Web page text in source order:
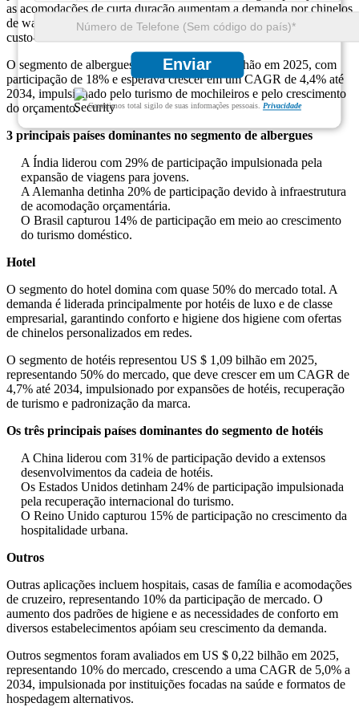
Enviar
Garantimos total sigilo de suas informações pessoais. Privacidade
as acomodações de curta duração aumentam a demanda por chinelos
de waffle e não tecidos acessíveis, concentrando-se em higiene e
custo-efetividade.
O segmento de albergues atingiu US $ 0,39 bilhão em 2025, com
participação de 18% e esperava crescer em um CAGR de 4,4% até
2034, impulsionado pelo turismo de mochileiros e pelo crescimento
do orçamento.
3 principais países dominantes no segmento de albergues
A Índia liderou com 29% de participação impulsionada pela
expansão de viagens para jovens.
A Alemanha detinha 20% de participação devido à infraestrutura
de acomodação orçamentária.
O Brasil capturou 14% de participação em meio ao crescimento
do turismo doméstico.
Hotel
O segmento do hotel domina com quase 50% do mercado total. A
demanda é liderada principalmente por hotéis de luxo e de classe
empresarial, garantindo conforto e higiene dos higiene com ofertas
de chinelos personalizados em redes.
O segmento de hotéis representou US $ 1,09 bilhão em 2025,
representando 50% do mercado, que deve crescer em um CAGR de
4,7% até 2034, impulsionado por expansões de hotéis, recuperação
de turismo e padronização da marca.
Os três principais países dominantes do segmento de hotéis
A China liderou com 31% de participação devido a extensos
desenvolvimentos da cadeia de hotéis.
Os Estados Unidos detinham 24% de participação impulsionada
pela recuperação internacional do turismo.
O Reino Unido capturou 15% de participação no crescimento da
hospitalidade urbana.
Outros
Outras aplicações incluem hospitais, casas de família e acomodações
de cruzeiro, representando 10% da participação de mercado. O
aumento dos padrões de higiene e as necessidades de conforto em
diversos estabelecimentos apóiam seu crescimento da demanda.
Outros segmentos foram avaliados em US $ 0,22 bilhão em 2025,
representando 10% do mercado, crescendo a uma CAGR de 5,0% a
2034, impulsionada por instituições focadas na saúde e formatos de
hospedagem alternativos.